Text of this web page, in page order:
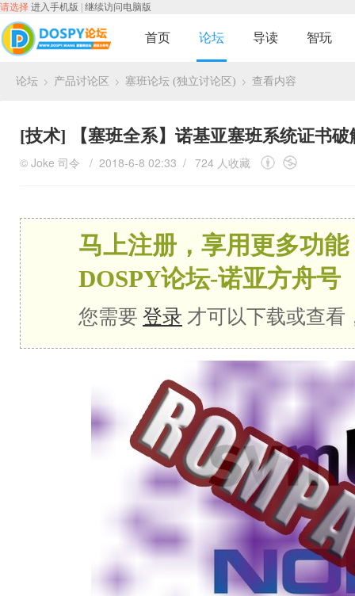
请选择 进入手机版 继续访问电脑版
首页 论坛 导读 智玩
论坛 产品讨论区 塞班论坛 (独立讨论区) 查看内容
[技术] 【塞班全系】诺基亚塞班系统证书
© Joke 司令 / 2018-6-8 02:33 / 724 人收藏
马上注册，享用更多功
DOSPY论坛-诺亚方舟号
您需要 登录 才可以下载或查看